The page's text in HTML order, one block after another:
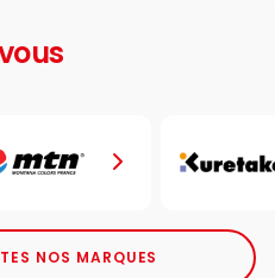
NOS MARQUES